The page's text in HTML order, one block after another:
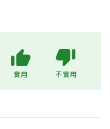
實用 不實用